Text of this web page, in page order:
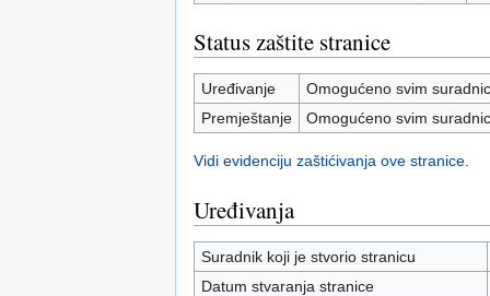
Status zaštite stranice
Uređivanje
Omogućeno svim
Premještanje
Omogućeno svim
Vidi evidenciju zaštićivanja ove stranice.
Uređivanja
Suradnik koji je stvorio stranicu
Datum stvaranja stranice